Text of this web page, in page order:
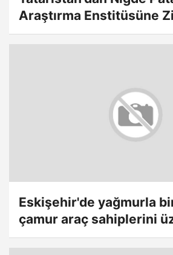
Araştırma Enstitüsüne
Eskişehir'de yağmurla
çamur araç sahiplerini